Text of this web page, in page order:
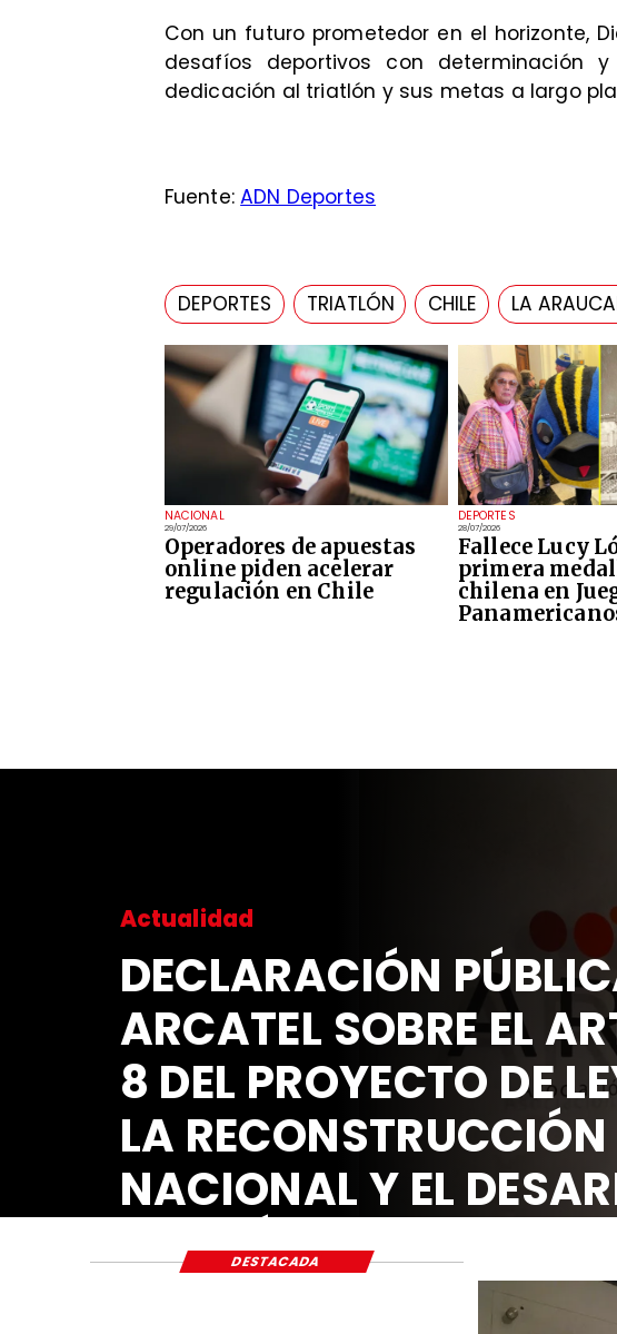
NACIONAL
29/07/2026
Operadores de apuestas
online piden acelerar
regulación en Chile
DEPORTES
28/07/2026
Fallece Lucy
primera
chilena en
Con un futuro prometedor en el horizonte,
desafíos deportivos con determinación
dedicación al triatlón y sus metas a largo
Fuente:ADN Deportes
DEPORTES TRIATLÓN CHILE LA
Actualidad
DECLARACIÓN
ARCATEL SOBRE EL
8 DEL PROYECTO DE
LA RECONSTRUCCIÓN
NACIONAL Y EL
ECONÓMICO Y SOCIAL
DESTACADA